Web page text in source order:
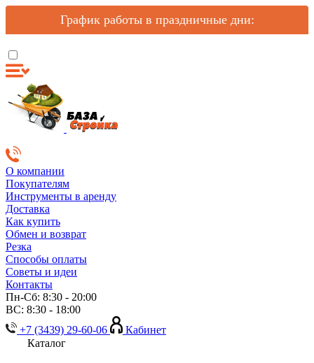
График работы в праздничные дни:
О компании
Покупателям
Инструменты в аренду
Доставка
Как купить
Обмен и возврат
Резка
Способы оплаты
Советы и идеи
Контакты
Пн-Сб: 8:30 - 20:00
ВС: 8:30 - 18:00
+7 (3439) 29-60-06
Кабинет
Каталог